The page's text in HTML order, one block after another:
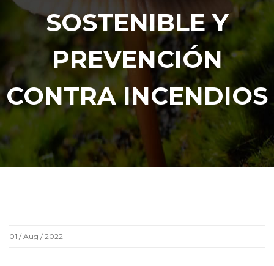
SOSTENIBLE Y
PREVENCIÓN
CONTRA INCENDIOS
01 / Aug / 2022